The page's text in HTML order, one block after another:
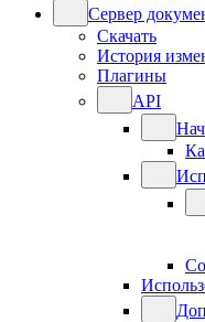
Сервер
Скачать
История
Плагины
API